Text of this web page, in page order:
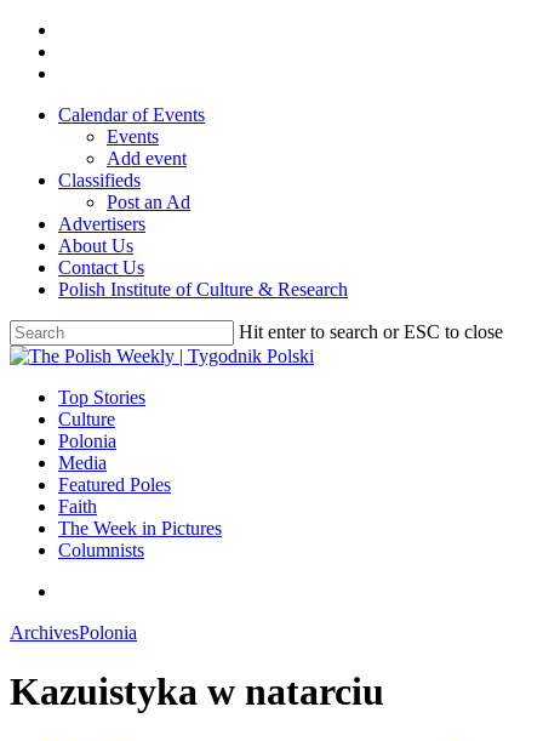
Skip
main
Calendar of Events
Events
Add event
Classifieds
Post an Ad
Advertisers
About Us
Contact Us
Polish Institute of Culture & Research
Hit enter to search or ESC to close
Close
search
Menu
Top Stories
Culture
Polonia
Media
Featured Poles
Faith
The Week in Pictures
Columnists
ArchivesPolonia
Kazuistyka w natarciu